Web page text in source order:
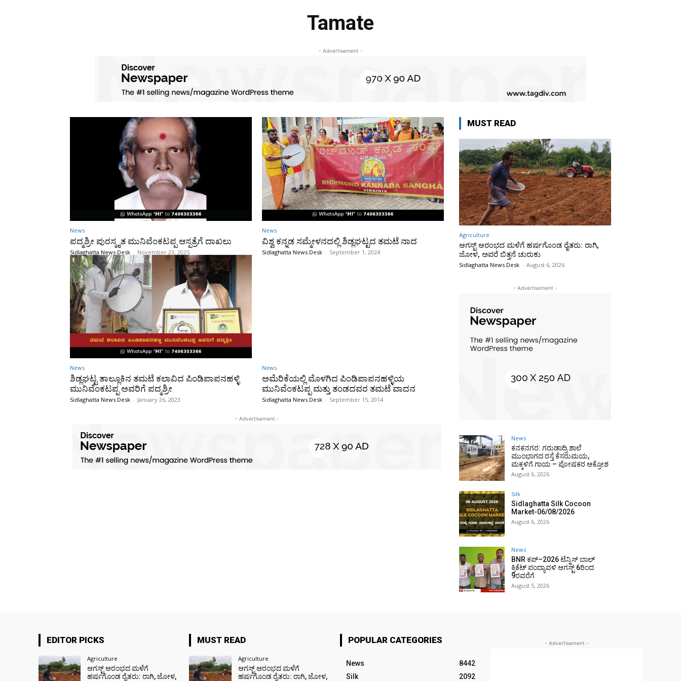
Tamate
- Advertisement -
News
ಪದ್ಮಶ್ರೀ ಪುರಸ್ಕೃತ ಮುನಿವೆಂಕಟಪ್ಪ ಆಸ್ಪತ್ರೆಗೆ ದಾಖಲು
Sidlaghatta News Desk - November 23, 2025
News
ವಿಶ್ವ ಕನ್ನಡ ಸಮ್ಮೇಳನದಲ್ಲಿ ಶಿಡ್ಲಘಟ್ಟದ ತಮಟೆ ನಾದ
Sidlaghatta News Desk - September 1, 2024
News
ಶಿಡ್ಲಘಟ್ಟ ತಾಲ್ಲೂಕಿನ ತಮಟೆ ಕಲಾವಿದ ಪಿಂಡಿಪಾಪನಹಳ್ಳಿ
ಮುನಿವೆಂಕಟಪ್ಪ ಅವರಿಗೆ ಪದ್ಮಶ್ರೀ
Sidlaghatta News Desk - January 26, 2023
News
ಅಮೆರಿಕೆಯಲ್ಲಿ ಮೊಳಗಿದ ಪಿಂಡಿಪಾಪನಹಳ್ಳಿಯ
ಮುನಿವೆಂಕಟಪ್ಪ ಮತ್ತು ತಂಡದವರ ತಮಟೆ ವಾದನ
Sidlaghatta News Desk - September 15, 2014
- Advertisement -
MUST READ
Agriculture
ಆಗಸ್ಟ್ ಆರಂಭದ ಮಳೆಗೆ ಹರ್ಷಗೊಂಡ ರೈತರು: ರಾಗಿ,
ಜೋಳ, ಅವರೆ ಬಿತ್ತನೆ ಚುರುಕು
Sidlaghatta News Desk - August 6, 2026
- Advertisement -
News
ಕನಕನಗರ: ಗರುಡಾದ್ರಿ ಶಾಲೆ
ಮುಂಭಾಗದ ರಸ್ತೆ ಕೆಸರುಮಯ,
ಮಕ್ಕಳಿಗೆ ಗಾಯ – ಪೋಷಕರ ಆಕ್ರೋಶ
August 6, 2026
Silk
Sidlaghatta Silk Cocoon
Market-06/08/2026
August 6, 2026
News
BNR ಕಪ್–2026 ಟೆನ್ನಿಸ್ ಬಾಲ್
ಕ್ರಿಕೆಟ್ ಪಂದ್ಯಾವಳಿ ಆಗಸ್ಟ್ 6ರಿಂದ
9ರವರೆಗೆ
August 5, 2026
EDITOR PICKS
Agriculture
ಆಗಸ್ಟ್ ಆರಂಭದ ಮಳೆಗೆ
ಹರ್ಷಗೊಂಡ ರೈತರು: ರಾಗಿ, ಜೋಳ,
MUST READ
Agriculture
ಆಗಸ್ಟ್ ಆರಂಭದ ಮಳೆಗೆ
ಹರ್ಷಗೊಂಡ ರೈತರು: ರಾಗಿ, ಜೋಳ,
POPULAR CATEGORIES
News
8442
Silk
2092
- Advertisement -